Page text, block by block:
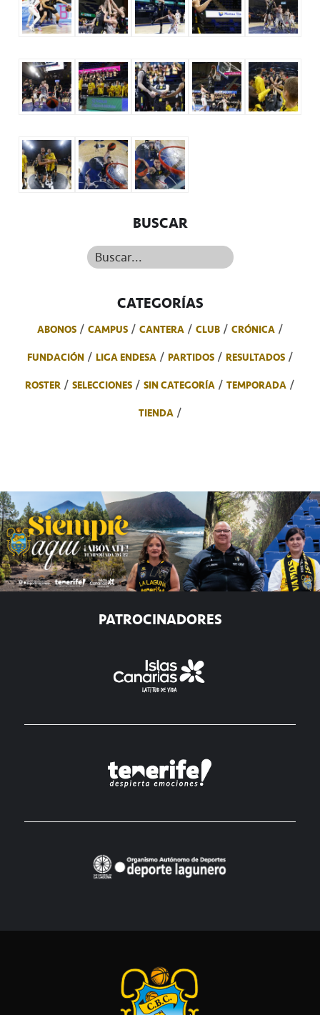
BUSCAR
Buscar...
CATEGORÍAS
ABONOS CAMPUS CANTERA CLUB
CRÓNICA
FUNDACIÓN
LIGA ENDESA PARTIDOS
RESULTADOS
ROSTER
SELECCIONES SIN CATEGORÍA
TEMPORADA
TIENDA
PATROCINADORES